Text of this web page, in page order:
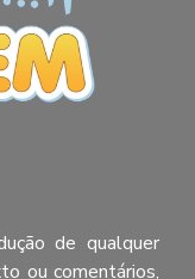
de qualquer
ou comentários,